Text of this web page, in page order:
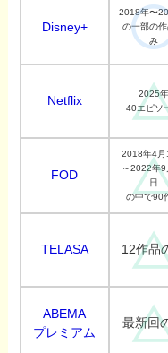
Disney+
2018年〜
の一部の
み
Netflix
2025年
40エピソ
FOD
2018年4月
～2022年9
日
の中で90
TELASA 12作品
ABEMA
プレミアム
最新回